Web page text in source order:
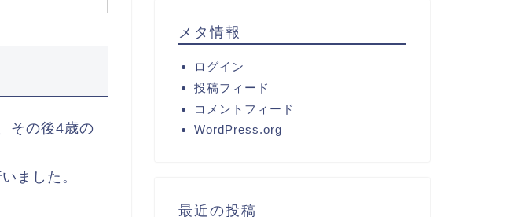
その後4歳の
ました。
メタ情報
ログイン
投稿フィード
コメントフィード
WordPress.org
最近の投稿